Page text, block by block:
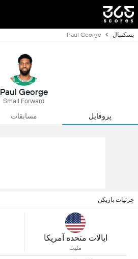
بسکتبال Paul George
Paul George
Small Forward
پروفایل مسابقات
جزئیات بازیکن
ایالات متحده آمریکا
ملیت